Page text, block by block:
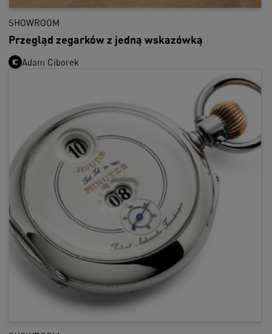
SHOWROOM
Przegląd zegarków z jedną wskazówką
Adam Ciborek